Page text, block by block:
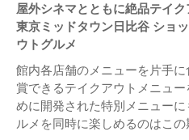
屋外シネマとともに絶品テイク
東京ミッドタウン日比谷 ショ
ウトグルメ
館内各店舗のメニューを片手
賞できるテイクアウトメニュ
めに開発された特別メニュー
ルメを同時に楽しめるのはこの